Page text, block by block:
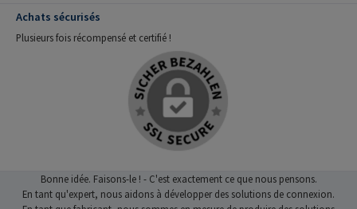
Achats sécurisés
Plusieurs fois récompensé et certifié !
Bonne idée. Faisons-le ! - C'est exactement ce que nous pensons.
En tant qu'expert, nous aidons à développer des solutions de connexion.